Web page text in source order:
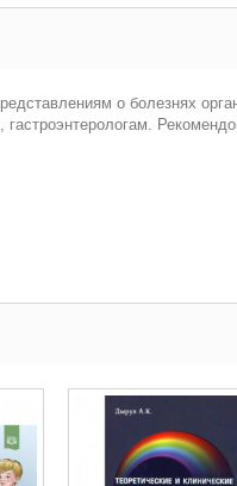
о болезнях